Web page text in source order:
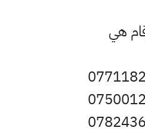
هي